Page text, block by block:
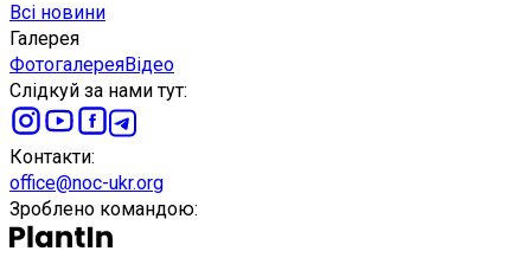
Всі новини
Галерея
ФотогалереяВідео
Слідкуй за нами тут:
Контакти:
office@noc-ukr.org
Зроблено командою: